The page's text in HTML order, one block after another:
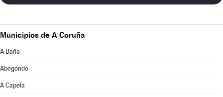
Municipios de A Coruña
A Baña
Abegondo
A Capela